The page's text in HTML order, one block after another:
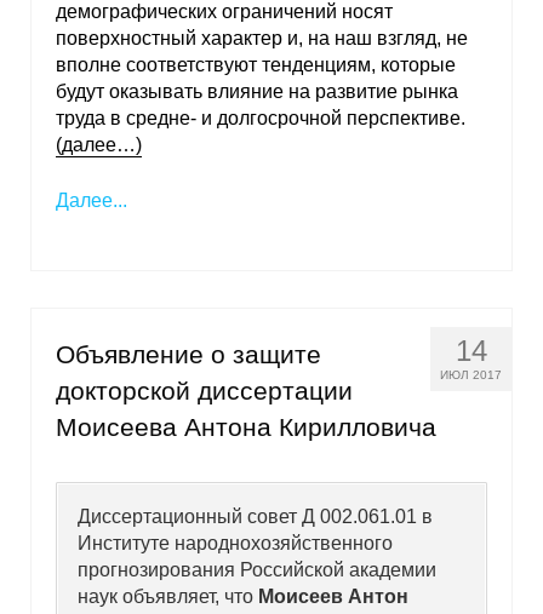
О совете
Материалы
Конкурсы и вакансии
Контакты
демографических ограничений носят
поверхностный характер и, на наш взгляд, не
вполне соответствуют тенденциям, которые
будут оказывать влияние на развитие рынка
труда в средне- и долгосрочной перспективе.
(далее…)
Далее...
14
ИЮЛ 2017
Объявление о защите
докторской диссертации
Моисеева Антона Кирилловича
Диссертационный совет Д 002.061.01 в
Институте народнохозяйственного
прогнозирования Российской академии
наук объявляет, что Моисеев Антон